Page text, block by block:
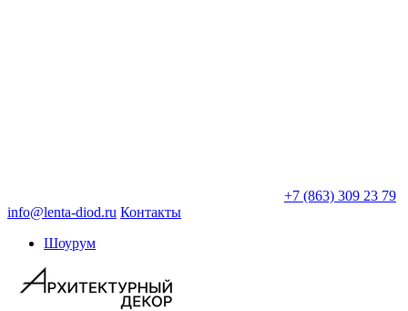
+7 (863) 309 23 79
info@lenta-diod.ru Контакты
Шоурум